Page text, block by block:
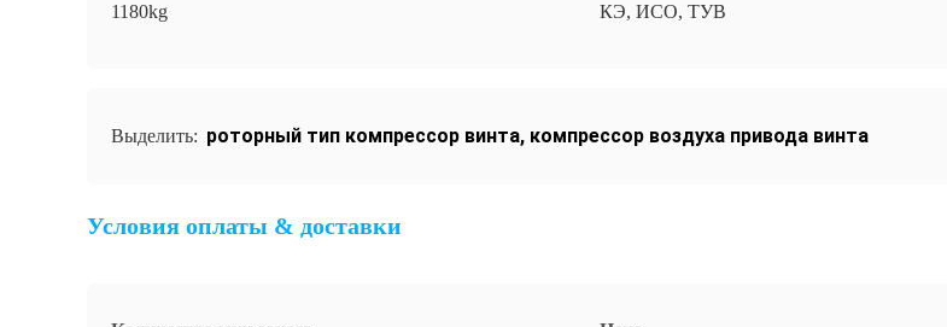
1180kg КЭ, ИСО, ТУВ
Выделить: роторный тип компрессор винта, компрессор воздуха привода винта
Условия оплаты & доставки